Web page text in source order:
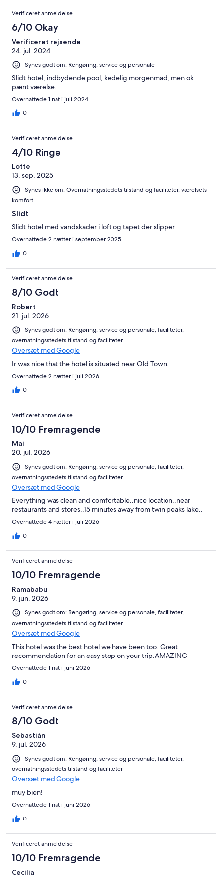
1062
alt
1062
af
alt
1062
anmeldelser
Anmeldelser
Verificeret anmeldelse
6/10 Okay
Verificeret rejsende
24. jul. 2024
Synes godt om: Rengøring, service og personale
Slidt hotel, indbydende pool, kedelig morgenmad, men ok
pænt værelse.
Overnattede 1 nat i juli 2024
0
Verificeret anmeldelse
4/10 Ringe
Lotte
13. sep. 2025
Synes ikke om: Overnatningsstedets tilstand og faciliteter, værelsets
komfort
Slidt
Slidt hotel med vandskader i loft og tapet der slipper
Overnattede 2 nætter i september 2025
0
Verificeret anmeldelse
8/10 Godt
Robert
21. jul. 2026
Synes godt om: Rengøring, service og personale, faciliteter,
overnatningsstedets tilstand og faciliteter
Oversæt med Google
Ir was nice that the hotel is situated near Old Town.
Overnattede 2 nætter i juli 2026
0
Verificeret anmeldelse
10/10 Fremragende
Mai
20. jul. 2026
Synes godt om: Rengøring, service og personale, faciliteter,
overnatningsstedets tilstand og faciliteter
Oversæt med Google
Everything was clean and comfortable..nice location..near
restaurants and stores..15 minutes away from twin peaks lake..
Overnattede 4 nætter i juli 2026
0
Verificeret anmeldelse
10/10 Fremragende
Ramababu
9. jun. 2026
Synes godt om: Rengøring, service og personale, faciliteter,
overnatningsstedets tilstand og faciliteter
Oversæt med Google
This hotel was the best hotel we have been too. Great
recommendation for an easy stop on your trip.AMAZING
Overnattede 1 nat i juni 2026
0
Verificeret anmeldelse
8/10 Godt
Sebastián
9. jul. 2026
Synes godt om: Rengøring, service og personale, faciliteter,
overnatningsstedets tilstand og faciliteter
Oversæt med Google
muy bien!
Overnattede 1 nat i juni 2026
0
Verificeret anmeldelse
10/10 Fremragende
Cecilia